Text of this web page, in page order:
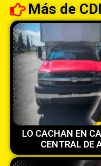
Más de
LO CACHAN EN
CENTRAL DE